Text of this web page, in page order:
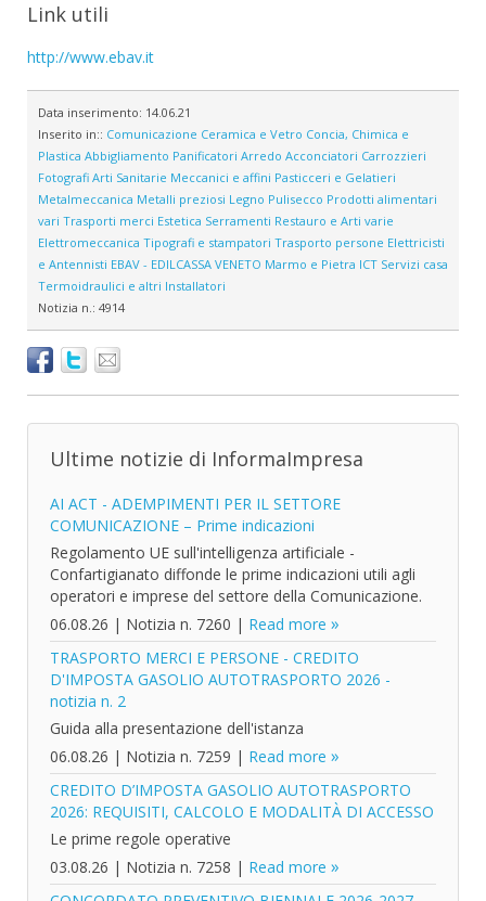
Link utili
http://www.ebav.it
Data inserimento: 14.06.21
Inserito in:: Comunicazione Ceramica e Vetro Concia, Chimica e
Plastica Abbigliamento Panificatori Arredo Acconciatori Carrozzieri
Fotografi Arti Sanitarie Meccanici e affini Pasticceri e Gelatieri
Metalmeccanica Metalli preziosi Legno Pulisecco Prodotti alimentari
vari Trasporti merci Estetica Serramenti Restauro e Arti varie
Elettromeccanica Tipografi e stampatori Trasporto persone Elettricisti
e Antennisti EBAV - EDILCASSA VENETO Marmo e Pietra ICT Servizi casa
Termoidraulici e altri Installatori
Notizia n.: 4914
Ultime notizie di InformaImpresa
AI ACT - ADEMPIMENTI PER IL SETTORE
COMUNICAZIONE – Prime indicazioni
Regolamento UE sull'intelligenza artificiale -
Confartigianato diffonde le prime indicazioni utili agli
operatori e imprese del settore della Comunicazione.
06.08.26 | Notizia n. 7260 | Read more
TRASPORTO MERCI E PERSONE - CREDITO
D'IMPOSTA GASOLIO AUTOTRASPORTO 2026 -
notizia n. 2
Guida alla presentazione dell'istanza
06.08.26 | Notizia n. 7259 | Read more
CREDITO D’IMPOSTA GASOLIO AUTOTRASPORTO
2026: REQUISITI, CALCOLO E MODALITÀ DI ACCESSO
Le prime regole operative
03.08.26 | Notizia n. 7258 | Read more